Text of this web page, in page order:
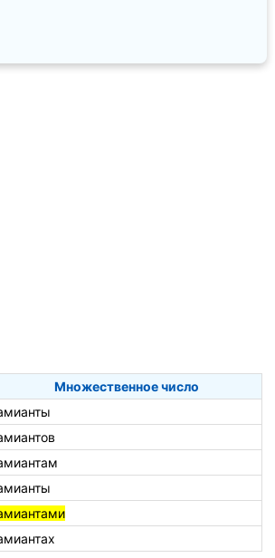
Множественное число